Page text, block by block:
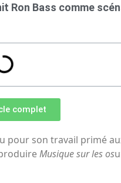
Ron Bass comme
complet
pour son travail primé
Musique sur les os